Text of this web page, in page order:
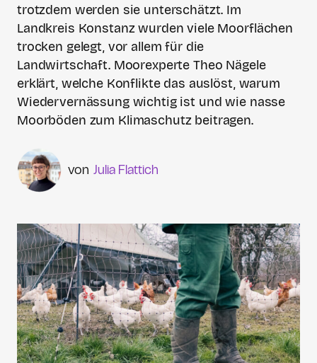
trotzdem werden sie unterschätzt. Im
Landkreis Konstanz wurden viele Moorflächen
trocken gelegt, vor allem für die
Landwirtschaft. Moorexperte Theo Nägele
erklärt, welche Konflikte das auslöst, warum
Wiedervernässung wichtig ist und wie nasse
Moorböden zum Klimaschutz beitragen.
Julia Flattich